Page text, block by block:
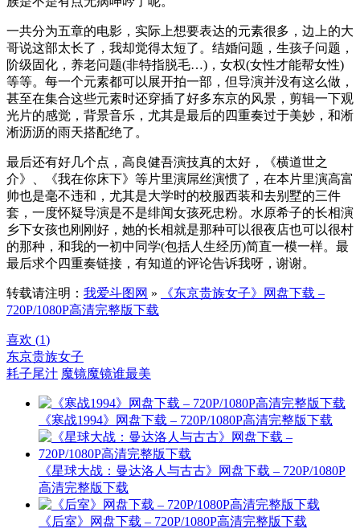
一共分为五章的电影，实际上想要表达的元素很多，边上的大
哥说这部太长了，我却觉得太短了。结婚问题，生孩子问题，
阶级固化，养老问题(非特指脱毛…)，女权(女性才能帮女性)
等等。每一个元素都可以展开拍一部，但导演并没有这么做，
甚至在集合这些元素时还穿插了好多东京的风景，剪辑一下观
光片的感觉，背景音乐，尤其是最后的四重奏过于美妙，和淅
淅沥沥的雨天搭配绝了。
最后还有好几个点，高良健吾演技真的太好，《横道世之
介》、《我在你床下》等片里演屌丝演惯了，在本片里演高富
帅也是毫不违和，尤其是大学时的校服西装和去别墅的三件
套，一度怀疑导演是不是绯闻女孩死忠粉。水原希子的长相演
乡下女孩也刚刚好，她的长相就是那种可以很夜店也可以很村
的那种，和我的一初中同学(包括人生经历)简直一模一样。最
最后求个四重奏链接，有知道的评论告诉我呀，谢谢。
转载请注明： 我爱斗图网 »
《东京贵族女子》网盘下载 –
720P/1080P高清完整版下载
喜欢 (1)
东京贵族女子
耗子尾汁 魔镜魔镜谁最美
《寒战1994》网盘下载 – 720P/1080P高清完整版下载
《星球大战：曼达洛人与古古》网盘下载 – 720P/1080P
高清完整版下载
《后室》网盘下载 – 720P/1080P高清完整版下载